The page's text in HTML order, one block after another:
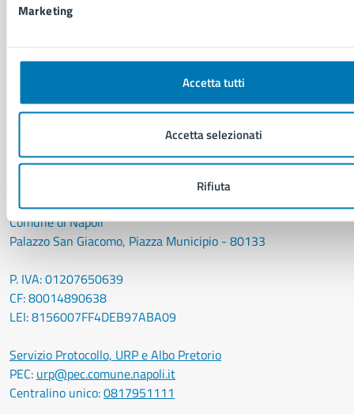
Marketing
Accetta tutti
Accetta selezionati
Rifiuta
Comunicati stampa della Giunta Comunale
Luoghi
Comune di Napoli
Palazzo San Giacomo, Piazza Municipio - 80133
P. IVA: 01207650639
CF: 80014890638
LEI: 8156007FF4DEB97ABA09
Servizio Protocollo, URP e Albo Pretorio
PEC: urp@pec.comune.napoli.it
Centralino unico:0817951111